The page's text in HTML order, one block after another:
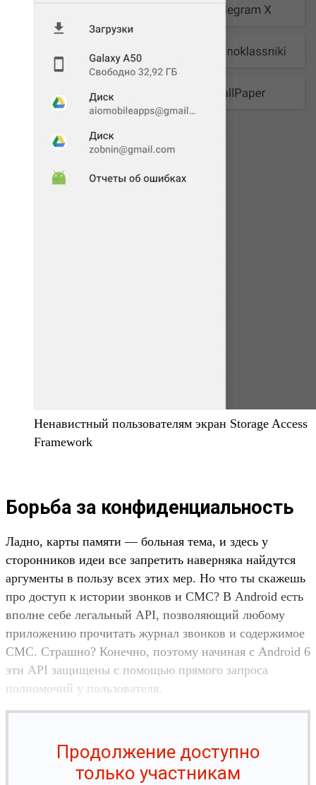
Ненавистный пользователям экран Storage Access
Framework
Борьба за конфиденциальность
Ладно, карты памяти — больная тема, и здесь у
сторонников идеи все запретить наверняка найдутся
аргументы в пользу всех этих мер. Но что ты скажешь
про доступ к истории звонков и СМС? В Android есть
вполне себе легальный API, позволяющий любому
приложению прочитать журнал звонков и содержимое
СМС. Страшно? Конечно, поэтому начиная с Android 6
эти API защищены с помощью прямого запроса
полномочий у пользователя.
Продолжение доступно
только участникам